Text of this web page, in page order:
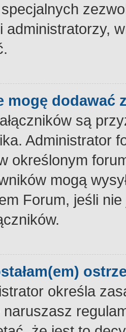
administratorzy,
mogę dodawać
są
Administrator
określonym
mogą
Forum, jeśli
określa